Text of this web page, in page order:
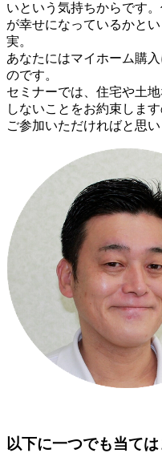
いという気持ちからです
が幸せになっているかと
実。
あなたにはマイホーム購
のです。
セミナーでは、住宅や土
しないことをお約束しま
ご参加いただければと思い
以下に一つでも当て